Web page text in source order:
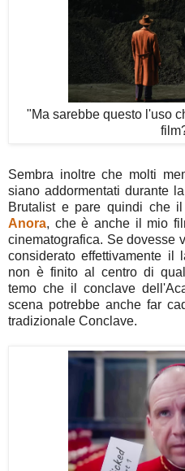
"Ma sarebbe questo l'uso
Sembra inoltre che molti
siano addormentati durante
Brutalist e pare quindi che
Anora, che è anche il mio
cinematografica. Se dovesse
considerato effettivamente il
non è finito al centro di
temo che il conclave
scena potrebbe anche far
tradizionale Conclave.